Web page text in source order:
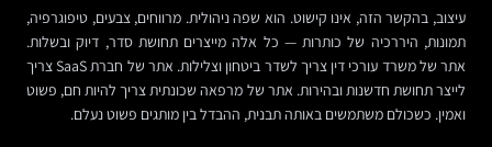
עיצוב, בהקשר הזה, אינו קישוט. הוא שפה ניהולית. מרווחים, צבעים, טיפוגרפיה,
תמונות, היררכיה של כותרות — כל אלה מייצרים תחושת סדר, דיוק ובשלות.
אתר של משרד עורכי דין צריך לשדר ביטחון וצלילות. אתר של חברת SaaS צריך
לייצר תחושת חדשנות ובהירות. אתר של מרפאה שכונתית צריך להיות חם, פשוט
ואמין. כשכולם משתמשים באותה תבנית, ההבדל בין מותגים פשוט נעלם.